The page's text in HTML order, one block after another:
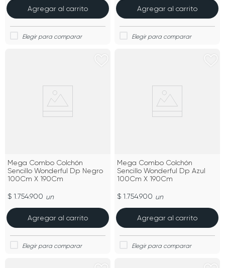
Agregar al carrito Agregar al carrito
Mega Combo Colchón
Sencillo Wonderful Dp Negro
100Cm X 190Cm
$ 1.754.900 un
Agregar al carrito
Mega Combo Colchón
Sencillo Wonderful Dp Azul
100Cm X 190Cm
$ 1.754.900 un
Agregar al carrito